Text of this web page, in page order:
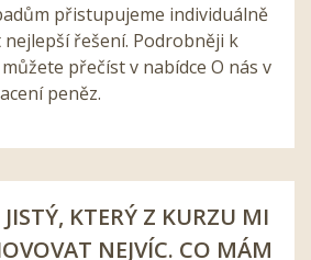
přistupujeme individuálně
nejlepší řešení. Podrobněji k
přečíst v nabídce O nás v
peněz.
JISTÝ, KTERÝ Z KURZU MI
NEJVÍC. CO MÁM